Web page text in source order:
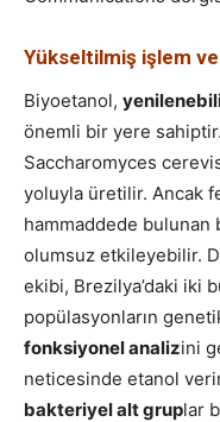
Yükseltilmiş işlem
Biyoetanol,
önemli bir yere
Saccharomyces
yoluyla üretilir. Ancak
hammaddede bulunan
olumsuz etkileyebilir.
ekibi, Brezilya’daki iki
popülasyonların
fonksiyonel analizini
neticesinde etanol
bakteriyel alt gruplar